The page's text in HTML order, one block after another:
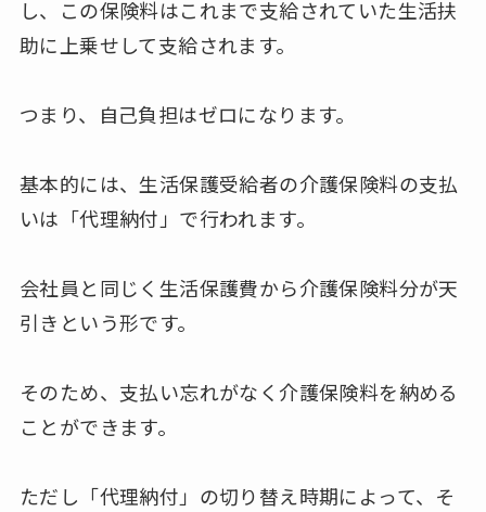
し、この保険料はこれまで支給されていた生活扶
助に上乗せして支給されます。
つまり、自己負担はゼロになります。
基本的には、生活保護受給者の介護保険料の支払
いは「代理納付」で行われます。
会社員と同じく生活保護費から介護保険料分が天
引きという形です。
そのため、支払い忘れがなく介護保険料を納める
ことができます。
ただし「代理納付」の切り替え時期によって、そ